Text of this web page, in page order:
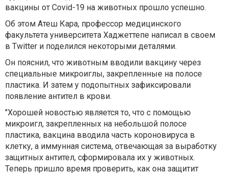
вакцины от Covid-19 на животных прошло успешно.
Об этом Атеш Кара, профессор медицинского
факультета университета Хаджеттепе написал в своем
в Twitter и поделился некоторыми деталями.
Он пояснил, что животным вводили вакцину через
специальные микроиглы, закрепленные на полосе
пластика. И затем у подопытных зафиксировали
появление антител в крови.
"Хорошей новостью является то, что с помощью
микроигл, закрепленных на небольшой полосе
пластика, вакцина вводила часть короновируса в
клетку, а иммунная система, отвечающая за выработку
защитных антител, сформировала их у животных.
Теперь пришло время проверить, как она защитит